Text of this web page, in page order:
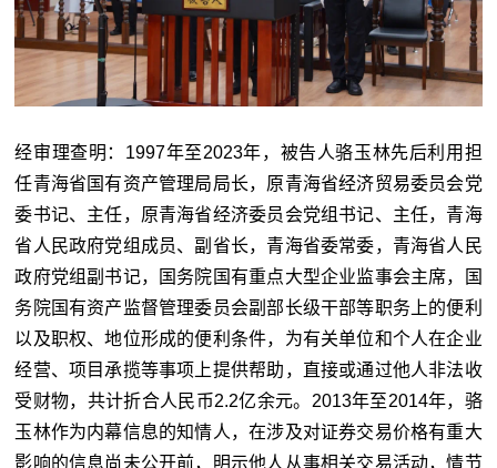
经审理查明：1997年至2023年，被告人骆玉林先后利用担
任青海省国有资产管理局局长，原青海省经济贸易委员会党
委书记、主任，原青海省经济委员会党组书记、主任，青海
省人民政府党组成员、副省长，青海省委常委，青海省人民
政府党组副书记，国务院国有重点大型企业监事会主席，国
务院国有资产监督管理委员会副部长级干部等职务上的便利
以及职权、地位形成的便利条件，为有关单位和个人在企业
经营、项目承揽等事项上提供帮助，直接或通过他人非法收
受财物，共计折合人民币2.2亿余元。2013年至2014年，骆
玉林作为内幕信息的知情人，在涉及对证券交易价格有重大
影响的信息尚未公开前，明示他人从事相关交易活动，情节